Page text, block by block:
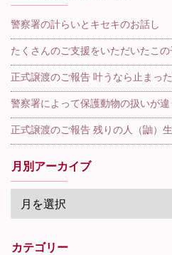
警察署の計らいとキセキのお話し
たくさんのご支援をいただいたこ
正式譲渡のご報告 叶うなら止まっ
警察署によって保護動物の扱いが
正式譲渡のご報告 残りの人（鼬）
月別アーカイブ
カテゴリー